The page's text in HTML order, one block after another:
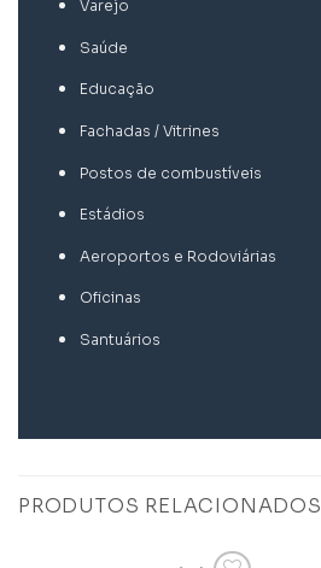
Varejo
Saúde
Educação
Fachadas / Vitrines
Postos de combustíveis
Estádios
Aeroportos e Rodoviárias
Oficinas
Santuários
PRODUTOS RELACIONADOS